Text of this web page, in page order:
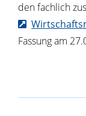
den fachlich
Fassung am